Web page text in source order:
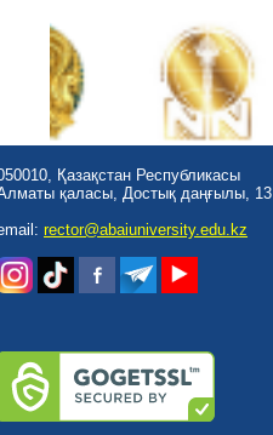
Қазақстан Республикасы
қаласы, Достық даңғылы, 13
rector@abaiuniversity.edu.kz